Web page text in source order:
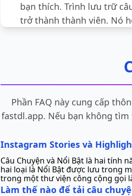
bạn thích. Trình lưu trữ
trở thành thành viên. Nó
Phần FAQ này cung cấp
fastdl.app. Nếu bạn không
Instagram Stories và
Câu Chuyện và Nổi Bật là hai tính
hai loại là Nổi Bật được lưu trong
trong một thư viện công cộng gọi
Làm thế nào để tải câu